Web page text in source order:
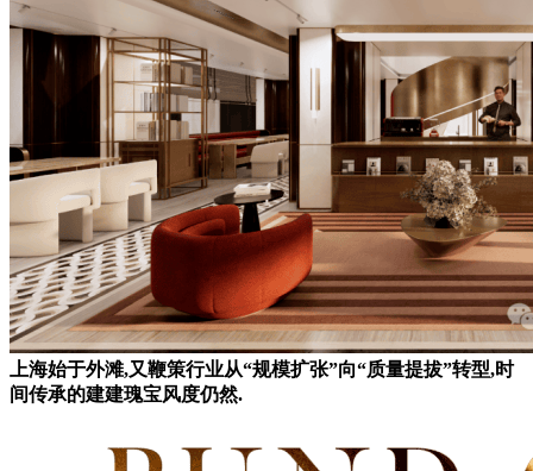
上海始于外滩,又鞭策行业从“规模扩张”向“质量提拔”转型,时
间传承的建建瑰宝风度仍然.